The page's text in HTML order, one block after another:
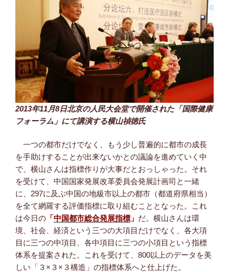
2013年11月8日北京の人民大会堂で開催された「国際健康
フォーラム」にて講演する横山禎徳氏
一つの都市だけでなく、もう少し普遍的に都市の成長
を手助けすることが出来ないかとの議論を進めていく中
で、横山さんは指標作りが大事だとおっしゃった。それ
を受けて、中国国家発展改革委員会発展計画司と一緒
に、297に及ぶ中国の地級市以上の都市（都道府県相当）
を全て網羅する評価指標に取り組むこととなった。これ
は今日の 「中国都市総合発展指標 」 だ。横山さんは環
境、社会、経済という三つの大項目だけでなく、各大項
目に三つの中項目、各中項目に三つの小項目という指標
体系を提案された。これを受けて、800以上のデータを美
しい「３×３×３構造」の指標体系へと仕上げた。